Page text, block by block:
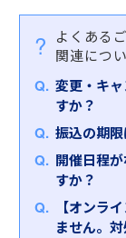
また、役
トに学ぶも
研修～会
おすすめで
ＡＩ技術
ねり、大企
るように
な社会動向
は、大変難
代には、「
る」とし
現の４ステ
来」とい
て、実行で
「ＯＯＤＡ
の流れを
決断 ④実行
は、戦略だ
対する、現
本研修では
状況に臨
あり方が理
きなのか、
え、現場に
す。
よくある
関連につ
変更・キ
すか？
振込の期
開催日程
すか？
【オンラ
ません。